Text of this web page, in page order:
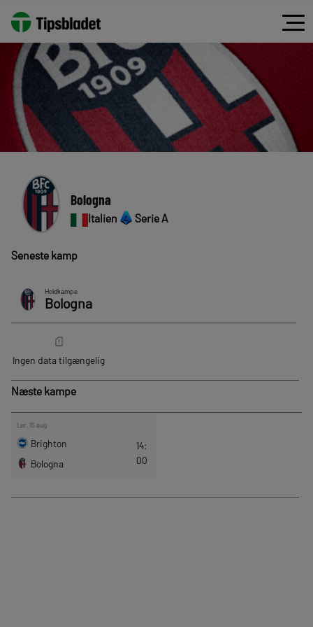
Bologna
Italien Serie A
Seneste kamp
Næste kampe